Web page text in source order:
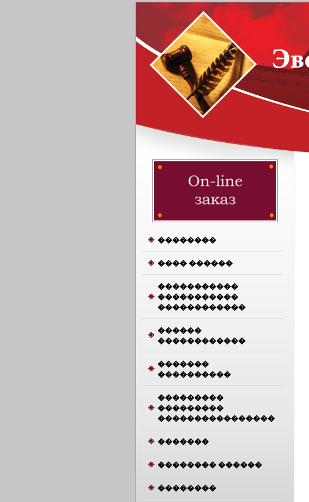
��������
���� ������
�����������
�����������
������������
������
������������
�������
����������
���������
���������
����������������
�������
�������� ������
��������